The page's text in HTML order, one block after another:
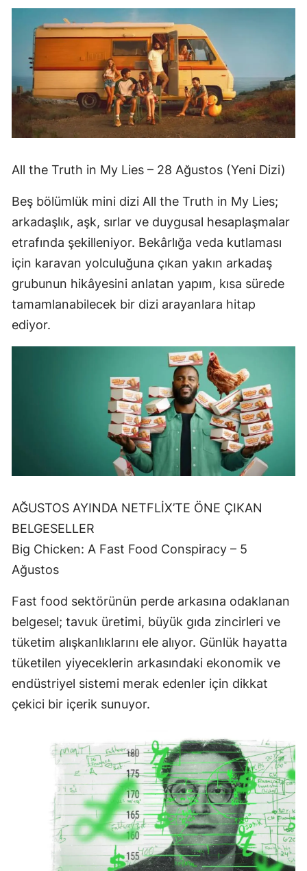
All the Truth in My Lies – 28 Ağustos (Yeni Dizi)
Beş bölümlük mini dizi All the Truth in My Lies;
arkadaşlık, aşk, sırlar ve duygusal hesaplaşmalar
etrafında şekilleniyor. Bekârlığa veda kutlaması
için karavan yolculuğuna çıkan yakın arkadaş
grubunun hikâyesini anlatan yapım, kısa sürede
tamamlanabilecek bir dizi arayanlara hitap
ediyor.
AĞUSTOS AYINDA NETFLİX’TE ÖNE ÇIKAN
BELGESELLER
Big Chicken: A Fast Food Conspiracy – 5
Ağustos
Fast food sektörünün perde arkasına odaklanan
belgesel; tavuk üretimi, büyük gıda zincirleri ve
tüketim alışkanlıklarını ele alıyor. Günlük hayatta
tüketilen yiyeceklerin arkasındaki ekonomik ve
endüstriyel sistemi merak edenler için dikkat
çekici bir içerik sunuyor.